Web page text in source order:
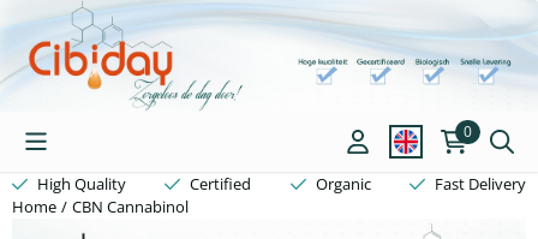
Cookie preferences are available. Choose settings or allow all
0
High Quality Certified Organic
Fast Delivery
Home / CBN Cannabinol